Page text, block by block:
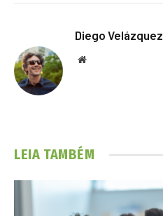
Diego Velázquez
Website
LEIA TAMBÉM